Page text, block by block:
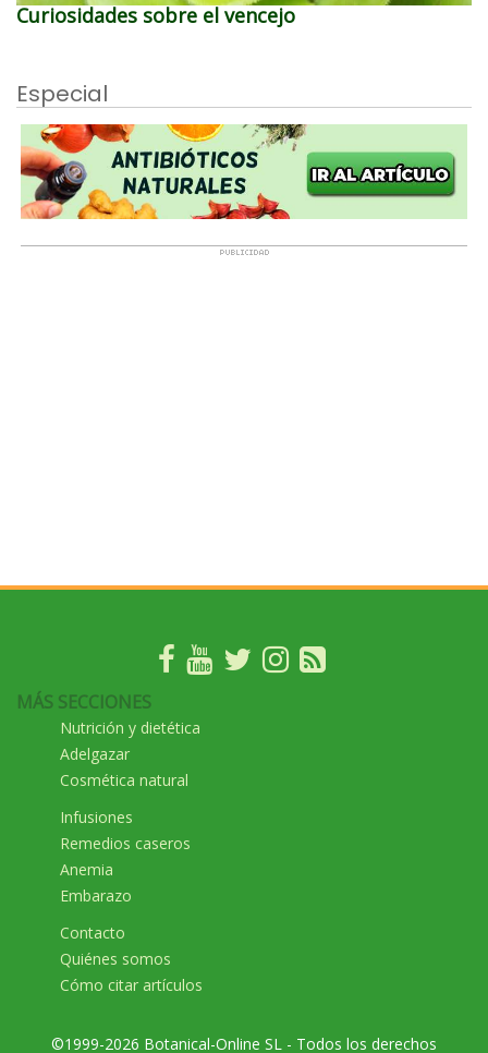
Curiosidades sobre el vencejo
Especial
MÁS SECCIONES
Nutrición y dietética
Adelgazar
Cosmética natural
Infusiones
Remedios caseros
Anemia
Embarazo
Contacto
Quiénes somos
Cómo citar artículos
©1999-2026 Botanical-Online SL - Todos los derechos